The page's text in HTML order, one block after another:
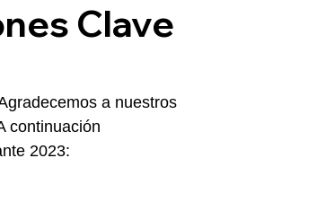
Clave
a nuestros
continuación
2023: